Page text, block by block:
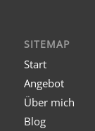
SITEMAP
Start
Angebot
Über mich
Blog